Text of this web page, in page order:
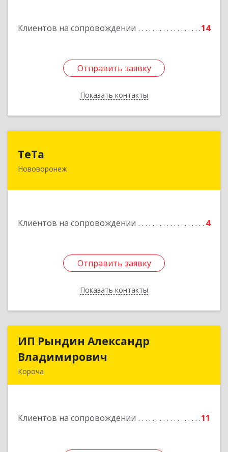
Клиентов на сопровождении 14
Отправить заявку
Показать контакты
Отправить заявку
Назад
ТеТа
Нововоронеж
Клиентов на сопровождении 4
Отправить заявку
Показать контакты
396 073, Нововоронеж г, а/я, дом № 30
Отправить заявку
Назад
ИП Рындин Александр
Владимирович
Короча
Клиентов на сопровождении 11
ИП Рындин Александр
Подробнее